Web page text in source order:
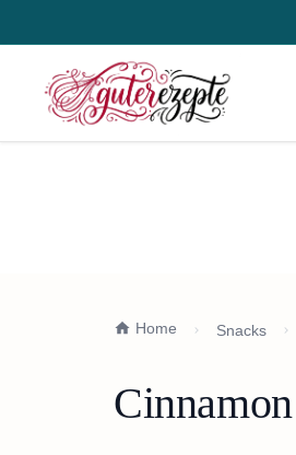
Home Snacks